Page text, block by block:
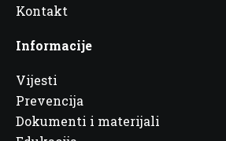
Kontakt
Informacije
Vijesti
Prevencija
Dokumenti i materijali